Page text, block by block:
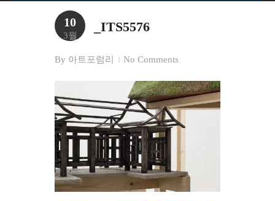
10
3월
_ITS5576
By 아트포럼리 No Comments